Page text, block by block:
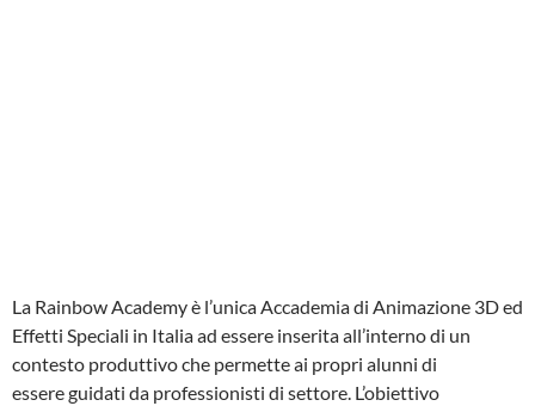
La Rainbow Academy è l’unica Accademia di Animazione 3D ed
Effetti Speciali in Italia ad essere inserita all’interno di un
contesto produttivo che permette ai propri alunni di
essere guidati da professionisti di settore. L’obiettivo